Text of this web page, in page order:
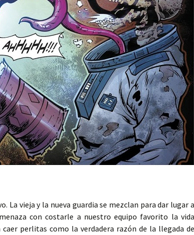
La vieja y la nueva guardia se mezclan para dar lugar a
con costarle a nuestro equipo favorito la vida
perlitas como la verdadera razón de la llegada de